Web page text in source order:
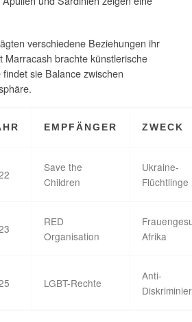
verschiedene Beziehungen ihr
Marracash brachte künstlerische
sie Balance zwischen
EMPFÄNGER ZWECK
Save the
Children
Ukraine-
Flüchtlinge
RED
Organisation
Afrika
LGBT-Rechte
Anti-